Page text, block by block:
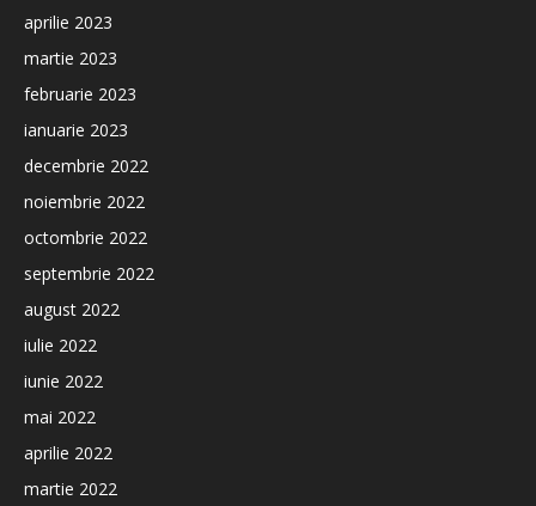
aprilie 2023
martie 2023
februarie 2023
ianuarie 2023
decembrie 2022
noiembrie 2022
octombrie 2022
septembrie 2022
august 2022
iulie 2022
iunie 2022
mai 2022
aprilie 2022
martie 2022